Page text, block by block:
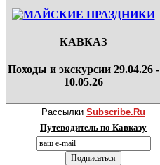
КАВКАЗ
Походы и экскурсии 29.04.26 -
10.05.26
Рассылки Subscribe.Ru
Путеводитель по Кавказу